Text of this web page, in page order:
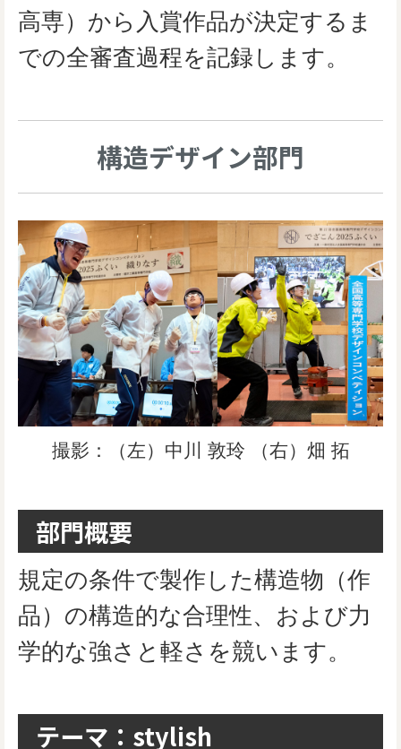
高専）から入賞作品が決定するま
での全審査過程を記録します。
構造デザイン部門
撮影：（左）中川 敦玲 （右）畑 拓
部門概要
規定の条件で製作した構造物（作
品）の構造的な合理性、および力
学的な強さと軽さを競います。
テーマ：stylish